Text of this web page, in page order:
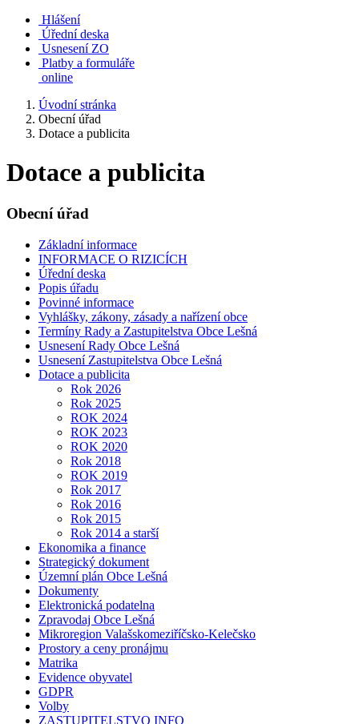
Hlášení
Úřední deska
Usnesení ZO
Platby a formuláře
online
Úvodní stránka
Obecní úřad
Dotace a publicita
Dotace a publicita
Obecní úřad
Základní informace
INFORMACE O RIZICÍCH
Úřední deska
Popis úřadu
Povinné informace
Vyhlášky, zákony, zásady a nařízení obce
Termíny Rady a Zastupitelstva Obce Lešná
Usnesení Rady Obce Lešná
Usnesení Zastupitelstva Obce Lešná
Dotace a publicita
Rok 2026
Rok 2025
ROK 2024
ROK 2023
ROK 2020
Rok 2018
ROK 2019
Rok 2017
Rok 2016
Rok 2015
Rok 2014 a starší
Ekonomika a finance
Strategický dokument
Územní plán Obce Lešná
Dokumenty
Elektronická podatelna
Zpravodaj Obce Lešná
Mikroregion Valašskomeziříčsko-Kelečsko
Prostory a ceny pronájmu
Matrika
Evidence obyvatel
GDPR
Volby
ZASTUPITELSTVO INFO